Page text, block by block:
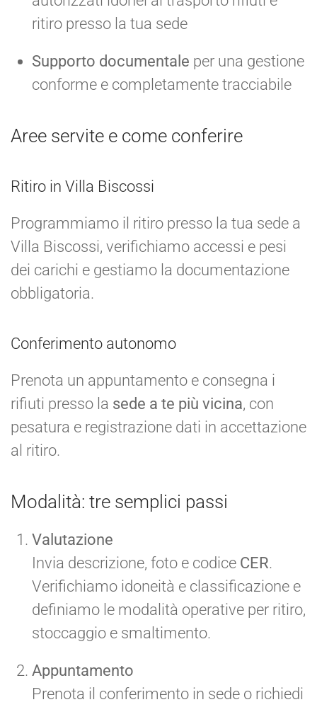
ritiro presso la tua sede
Supporto documentale per una gestione
conforme e completamente tracciabile
Aree servite e come conferire
Ritiro in Villa Biscossi
Programmiamo il ritiro presso la tua sede a
Villa Biscossi, verifichiamo accessi e pesi
dei carichi e gestiamo la documentazione
obbligatoria.
Conferimento autonomo
Prenota un appuntamento e consegna i
rifiuti presso la sede a te più vicina, con
pesatura e registrazione dati in accettazione
al ritiro.
Modalità: tre semplici passi
Valutazione
Invia descrizione, foto e codice CER.
Verifichiamo idoneità e classificazione e
definiamo le modalità operative per ritiro,
stoccaggio e smaltimento.
Appuntamento
Prenota il conferimento in sede o richiedi